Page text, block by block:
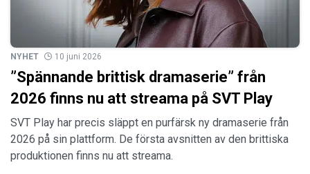
NYHET 10 juni 2026
”Spännande brittisk dramaserie” från
2026 finns nu att streama på SVT Play
SVT Play har precis släppt en purfärsk ny dramaserie från
2026 på sin plattform. De första avsnitten av den brittiska
produktionen finns nu att streama.